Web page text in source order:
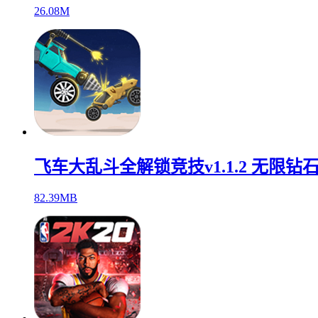
26.08M
飞车大乱斗全解锁竞技v1.1.2 无限钻
82.39MB